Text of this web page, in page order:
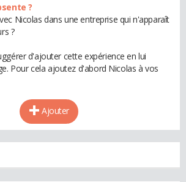
?
Nicolas dans une entreprise qui n'apparaît
?
d'ajouter cette expérience en lui
Pour cela ajoutez d'abord Nicolas à vos
Ajouter